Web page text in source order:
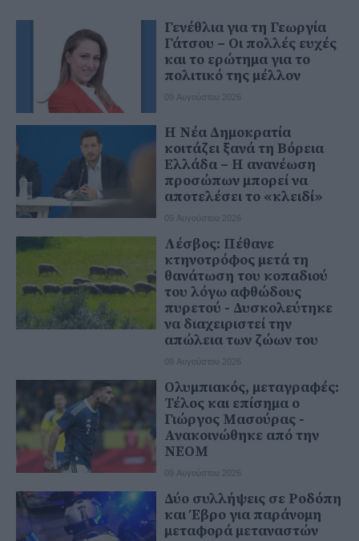
Γενέθλια για τη Γεωργία
Γάτσου – Οι πολλές ευχές
και το ερώτημα για το
πολιτικό της μέλλον
09 Αυγούστου 2026
Η Νέα Δημοκρατία
κοιτάζει ξανά τη Βόρεια
Ελλάδα – Η ανανέωση
προσώπων μπορεί να
αποτελέσει το «κλειδί»
09 Αυγούστου 2026
Λέσβος: Πέθανε
κτηνοτρόφος μετά τη
θανάτωση του κοπαδιού
του λόγω αφθώδους
πυρετού - Δυσκολεύτηκε
να διαχειριστεί την
απώλεια των ζώων του
09 Αυγούστου 2026
Ολυμπιακός, μεταγραφές:
Τέλος και επίσημα ο
Γιώργος Μασούρας -
Ανακοινώθηκε από την
ΝΕΟΜ
09 Αυγούστου 2026
Δύο συλλήψεις σε Ροδόπη
και Έβρο για παράνομη
μεταφορά μεταναστών